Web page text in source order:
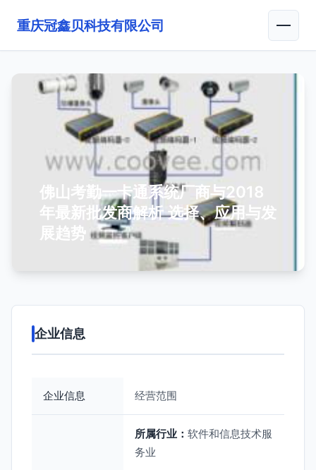
重庆冠鑫贝科技有限公司
佛山考勤一卡通系统厂商与2018
年最新批发商解析 选择、应用与发
展趋势
企业信息
企业信息 经营范围
所属行业： 软件和信息技术服
务业